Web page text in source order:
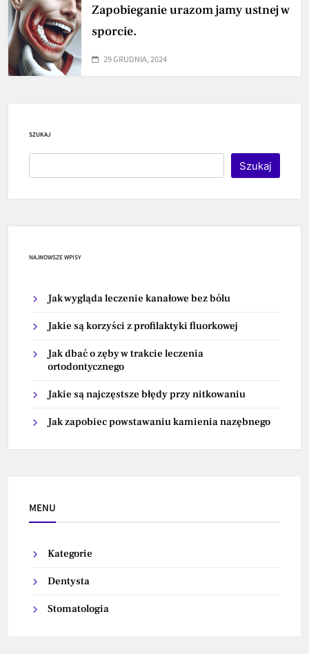
Zapobieganie urazom jamy ustnej w
sporcie.
29 GRUDNIA, 2024
SZUKAJ
Szukaj
NAJNOWSZE WPISY
Jak wygląda leczenie kanałowe bez bólu
Jakie są korzyści z profilaktyki fluorkowej
Jak dbać o zęby w trakcie leczenia
ortodontycznego
Jakie są najczęstsze błędy przy nitkowaniu
Jak zapobiec powstawaniu kamienia nazębnego
MENU
Kategorie
Dentysta
Stomatologia